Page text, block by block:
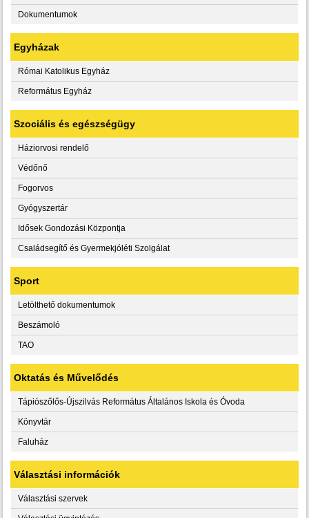
Dokumentumok
Egyházak
Római Katolikus Egyház
Református Egyház
Szociális és egészségügy
Háziorvosi rendelő
Védőnő
Fogorvos
Gyógyszertár
Idősek Gondozási Központja
Családsegítő és Gyermekjóléti Szolgálat
Sport
Letölthető dokumentumok
Beszámoló
TAO
Oktatás és Művelődés
Tápiószőlős-Újszilvás Református Általános Iskola és Óvoda
Könyvtár
Faluház
Választási információk
Választási szervek